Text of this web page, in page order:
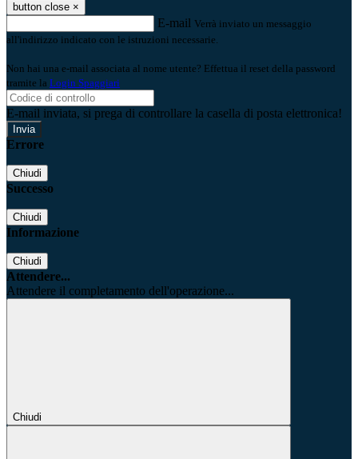
button close ×
E-mail Verrà inviato un messaggio
all'indirizzo indicato con le istruzioni necessarie.
Non hai una e-mail associata al nome utente? Effettua il reset della password
tramite la Login Spaggiari
E-mail inviata, si prega di controllare la casella di posta elettronica!
Errore
Chiudi
Successo
Chiudi
Informazione
Chiudi
Attendere...
Attendere il completamento dell'operazione...
Chiudi